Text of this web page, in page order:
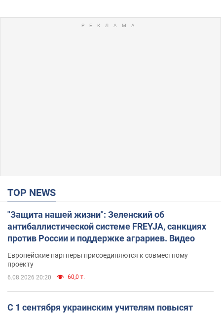
TOP NEWS
"Защита нашей жизни": Зеленский об
антибаллистической системе FREYJA, санкциях
против России и поддержке аграриев. Видео
Европейские партнеры присоединяются к совместному
проекту
6.08.2026 20:20 60,0 т.
С 1 сентября украинским учителям повысят